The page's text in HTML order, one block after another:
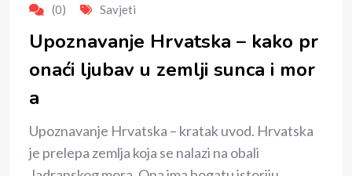
(0) Savjeti
Upoznavanje Hrvatska – kako pr
onaći ljubav u zemlji sunca i mor
a
Upoznavanje Hrvatska – kratak uvod. Hrvatska
je prelepa zemlja koja se nalazi na obali